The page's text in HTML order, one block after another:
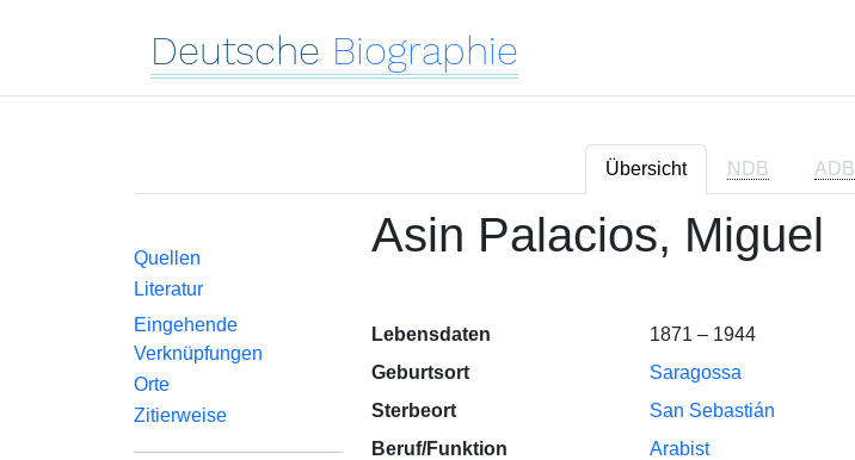
Deutsche Biographie
Übersicht NDB ADB
Quellen
Literatur
Eingehende
Verknüpfungen
Orte
Zitierweise
Asin Palacios, Miguel
Lebensdaten
1871 – 1944
Geburtsort
Saragossa
Sterbeort
San Sebastián
Beruf/Funktion
Arabist